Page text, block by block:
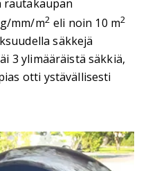
rautakaupan
mm/m2 eli noin 10 m2
säkkejä
3 ylimääräistä säkkiä,
otti ystävällisesti